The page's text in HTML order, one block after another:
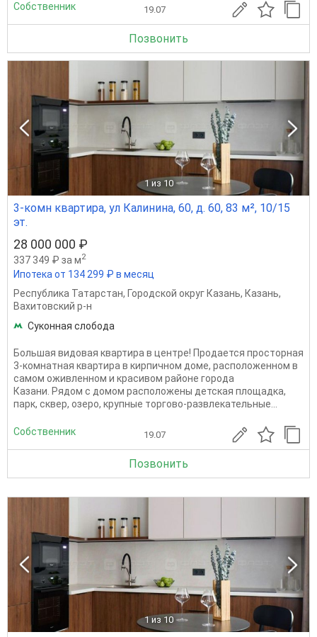
Собственник 19.07
Позвонить
1 из 10
3-комн квартира, ул Калинина, 60, д. 60, 83 м², 10/15
эт.
28 000 000 ₽
337 349 ₽ за м2
Ипотека от 134 299 ₽ в месяц
Республика Татарстан, Городской округ Казань, Казань,
Вахитовский р-н
Суконная слобода
Большая видовая квартира в центре! Продается просторная
3-комнатная квартира в кирпичном доме, расположенном в
самом оживленном и красивом районе города
Казани. Рядом с домом расположены детская площадка,
парк, сквер, озеро, крупные торгово-развлекательные...
Собственник 19.07
Позвонить
1 из 10